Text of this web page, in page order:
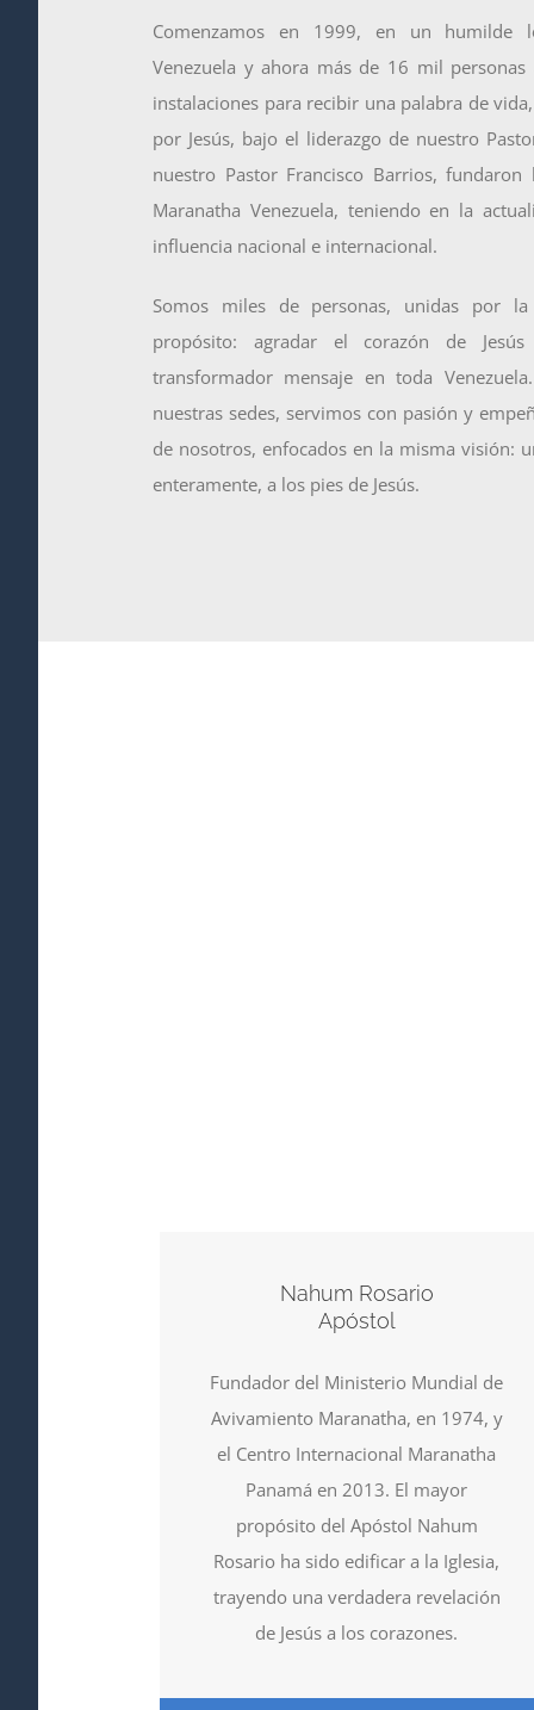
Comenzamos en 1999, en un humilde
Venezuela y ahora más de 16 mil personas
instalaciones para recibir una palabra de
por Jesús, bajo el liderazgo de nuestro
nuestro Pastor Francisco Barrios, fundaron
Maranatha Venezuela, teniendo en la
influencia nacional e internacional.
Somos miles de personas, unidas por
propósito: agradar el corazón de
transformador mensaje en toda
nuestras sedes, servimos con pasión y
de nosotros, enfocados en la misma visión:
enteramente, a los pies de Jesús.
Nahum Rosario
Apóstol
Fundador del Ministerio Mundial de
Avivamiento Maranatha, en 1974, y
el Centro Internacional Maranatha
Panamá en 2013. El mayor
propósito del Apóstol Nahum
Rosario ha sido edificar a la Iglesia,
trayendo una verdadera revelación
de Jesús a los corazones.